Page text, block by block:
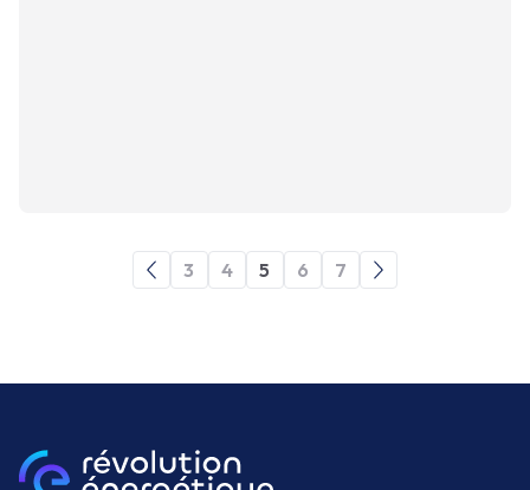
3 4 5 6 7